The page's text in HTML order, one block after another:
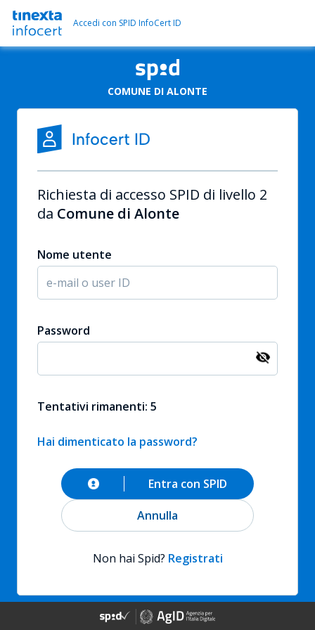
Accedi con SPID InfoCert ID
COMUNE DI ALONTE
Richiesta di accesso SPID di livello 2
da Comune di Alonte
Nome utente
Password
Tentativi rimanenti: 5
Hai dimenticato la password?
Annulla
Entra con SPID
Non hai Spid? Registrati